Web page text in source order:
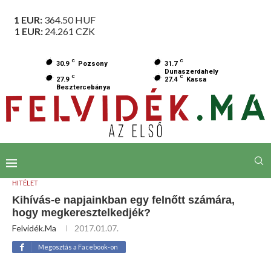
1 EUR: 364.50HUF
1 EUR: 24.261 CZK
30.9 C Pozsony 31.7 C
Dunaszerdahely
27.9 C
Besztercebánya
27.4 C Kassa
HITÉLET
Kihívás-e napjainkban egy felnőtt számára,
hogy megkeresztelkedjék?
Felvidék.ma 2017.01.07.
Megosztás a Facebook-on